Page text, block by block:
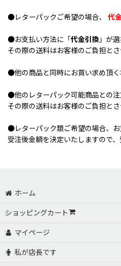
●レターパックご希望の場合、 代
●お支払い方法に「代金引換 」が
その際の送料はお客様のご負担と
●他の商品と同時にお買い求め頂く
●他のレターパック可能商品との注
その際の送料はお客様のご負担と
●レターパック類ご希望の場合、お
受注後金額を決定いたしますので
ホーム
ショッピングカート
マイページ
私が店長です